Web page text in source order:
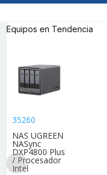
Equipos en Tendencia
35260
NAS UGREEN
NASync
DXP4800 Plus
/ Procesador
Intel